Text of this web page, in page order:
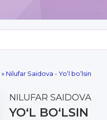
» Nilufar Saidova - Yoʻl boʻlsin
NILUFAR SAIDOVA
YOʻL BOʻLSIN